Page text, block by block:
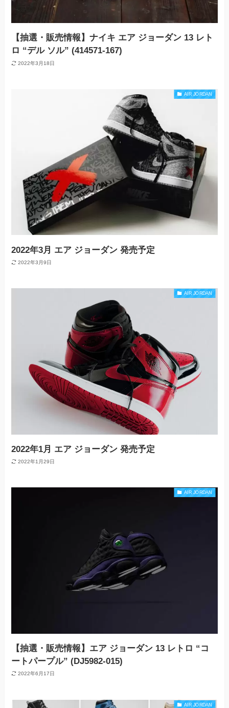
【抽選・販売情報】ナイキ エア ジョーダン 13 レト
ロ “デル ソル” (414571-167)
2022年3月18日
AIR JORDAN
2022年3月 エア ジョーダン 発売予定
2022年3月9日
AIR JORDAN
2022年1月 エア ジョーダン 発売予定
2022年1月29日
AIR JORDAN
【抽選・販売情報】エア ジョーダン 13 レトロ “コ
ートパープル” (DJ5982-015)
2022年6月17日
AIR JORDAN